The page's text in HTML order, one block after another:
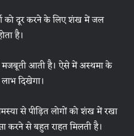
को दूर करने के लिए शंख में जल
है।
आती है। ऐसे में अस्‍थमा के
दिखेगा।
से पीड़ित लोगों को शंख में रखा
करने से बहुत राहत मिलती है।